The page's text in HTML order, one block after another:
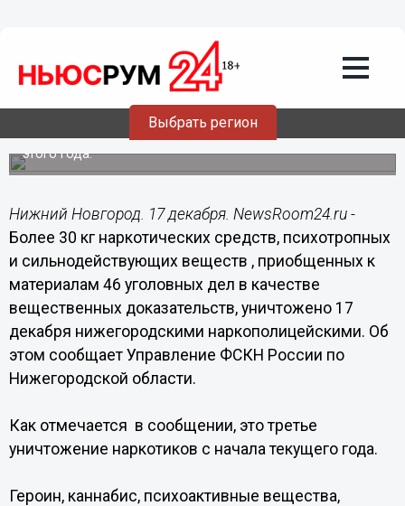
Выбрать регион
Более 30 кг наркотиков уничтожено 17
декабря нижегородскими
наркополицейскими
Это третье уничтожение наркотического зелья с начала
этого года.
Нижний Новгород. 17 декабря. NewsRoom24.ru -
Более 30 кг наркотических средств, психотропных
и сильнодействующих веществ , приобщенных к
материалам 46 уголовных дел в качестве
вещественных доказательств, уничтожено 17
декабря нижегородскими наркополицейскими. Об
этом сообщает Управление ФСКН России по
Нижегородской области.
Как отмечается в сообщении, это третье
уничтожение наркотиков с начала текущего года.
Героин, каннабис, психоактивные вещества,